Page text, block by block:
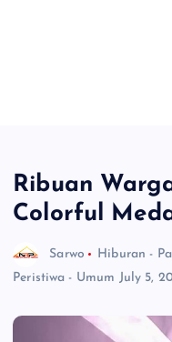
Ribuan
Colorful
Sarwo Hiburan -
Peristiwa - Umum July 5,